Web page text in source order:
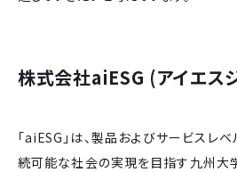
株式会社aiESG (アイエス
「aiESG」は、製品およびサービスレ
続可能な社会の実現を目指す九州大